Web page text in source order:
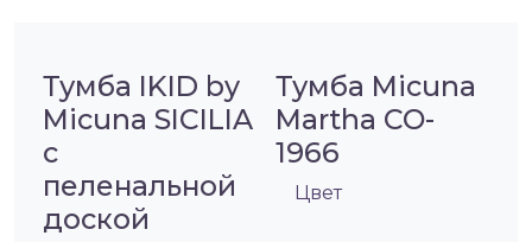
Тумба IKID by
Micuna SICILIA
с
пеленальной
доской
Тумба Micuna
Martha CO-
1966
Цвет